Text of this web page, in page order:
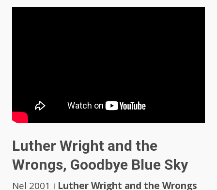
Luther Wright and the
Wrongs, Goodbye Blue Sky
Nel 2001 i Luther Wright and the Wrongs